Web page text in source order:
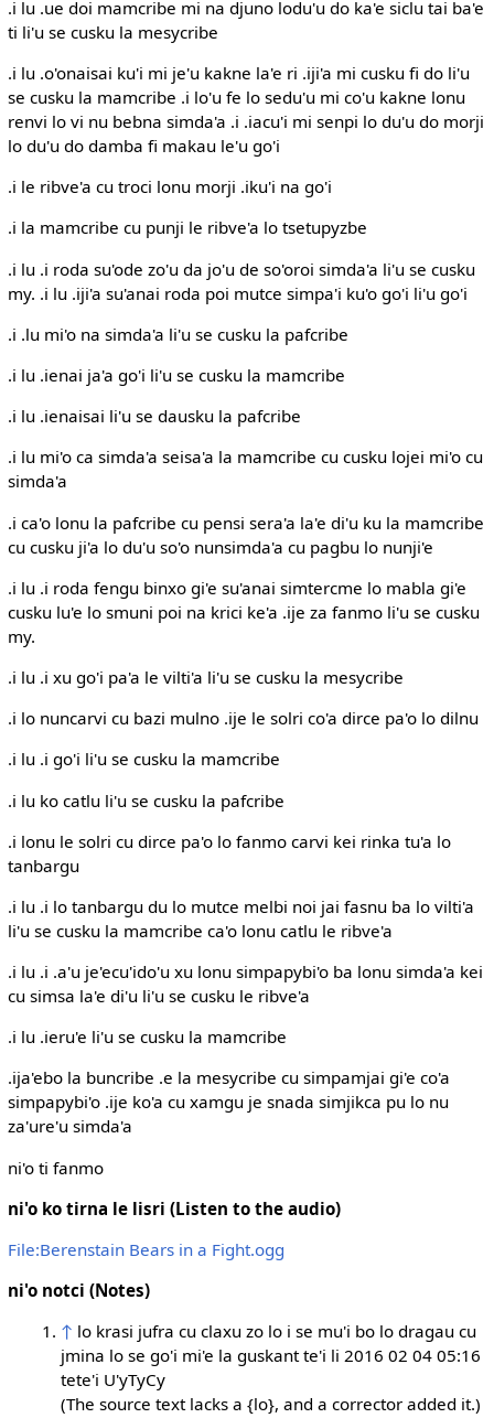
.i lu .ue doi mamcribe mi na djuno lodu'u do ka'e siclu tai ba'e
ti li'u se cusku la mesycribe
.i lu .o'onaisai ku'i mi je'u kakne la'e ri .iji'a mi cusku fi do li'u
se cusku la mamcribe .i lo'u fe lo sedu'u mi co'u kakne lonu
renvi lo vi nu bebna simda'a .i .iacu'i mi senpi lo du'u do morji
lo du'u do damba fi makau le'u go'i
.i le ribve'a cu troci lonu morji .iku'i na go'i
.i la mamcribe cu punji le ribve'a lo tsetupyzbe
.i lu .i roda su'ode zo'u da jo'u de so'oroi simda'a li'u se cusku
my. .i lu .iji'a su'anai roda poi mutce simpa'i ku'o go'i li'u go'i
.i .lu mi'o na simda'a li'u se cusku la pafcribe
.i lu .ienai ja'a go'i li'u se cusku la mamcribe
.i lu .ienaisai li'u se dausku la pafcribe
.i lu mi'o ca simda'a seisa'a la mamcribe cu cusku lojei mi'o cu
simda'a
.i ca'o lonu la pafcribe cu pensi sera'a la'e di'u ku la mamcribe
cu cusku ji'a lo du'u so'o nunsimda'a cu pagbu lo nunji'e
.i lu .i roda fengu binxo gi'e su'anai simtercme lo mabla gi'e
cusku lu'e lo smuni poi na krici ke'a .ije za fanmo li'u se cusku
my.
.i lu .i xu go'i pa'a le vilti'a li'u se cusku la mesycribe
.i lo nuncarvi cu bazi mulno .ije le solri co'a dirce pa'o lo dilnu
.i lu .i go'i li'u se cusku la mamcribe
.i lu ko catlu li'u se cusku la pafcribe
.i lonu le solri cu dirce pa'o lo fanmo carvi kei rinka tu'a lo
tanbargu
.i lu .i lo tanbargu du lo mutce melbi noi jai fasnu ba lo vilti'a
li'u se cusku la mamcribe ca'o lonu catlu le ribve'a
.i lu .i .a'u je'ecu'ido'u xu lonu simpapybi'o ba lonu simda'a kei
cu simsa la'e di'u li'u se cusku le ribve'a
.i lu .ieru'e li'u se cusku la mamcribe
.ija'ebo la buncribe .e la mesycribe cu simpamjai gi'e co'a
simpapybi'o .ije ko'a cu xamgu je snada simjikca pu lo nu
za'ure'u simda'a
ni'o ti fanmo
ni'o ko tirna le lisri (Listen to the audio)
File:Berenstain Bears in a Fight.ogg
ni'o notci (Notes)
↑ lo krasi jufra cu claxu zo lo i se mu'i bo lo dragau cu
jmina lo se go'i mi'e la guskant te'i li 2016 02 04 05:16
tete'i U'yTyCy
(The source text lacks a {lo}, and a corrector added it.)